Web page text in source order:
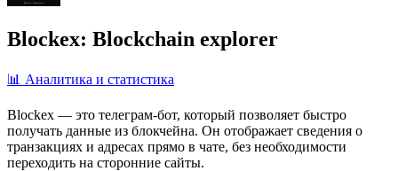
Blockex: Blockchain explorer
📊 Аналитика и статистика
Blockex — это телеграм-бот, который позволяет быстро
получать данные из блокчейна. Он отображает сведения о
транзакциях и адресах прямо в чате, без необходимости
переходить на сторонние сайты.